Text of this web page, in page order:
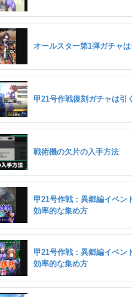
オールスター第1弾ガチャ
甲21号作戦復刻ガチャは引
戦術機の欠片の入手方法
甲21号作戦：異郷編イベン
効率的な集め方
甲21号作戦：異郷編イベン
効率的な集め方